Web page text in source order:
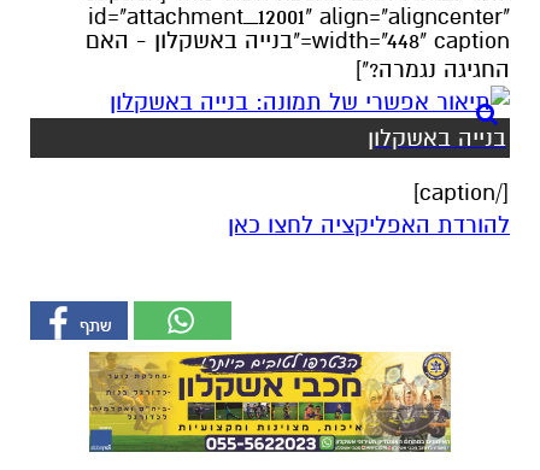
id="attachment_12001" align="aligncenter"
width="448" caption="בנייה באשקלון - האם
החגיגה נגמרה?"]
בנייה באשקלון
[/caption]
להורדת האפליקציה לחצו כאן